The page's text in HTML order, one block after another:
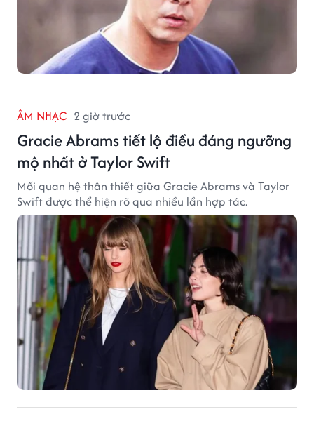
ÂM NHẠC 2 giờ trước
Gracie Abrams tiết lộ điều đáng ngưỡng
mộ nhất ở Taylor Swift
Mối quan hệ thân thiết giữa Gracie Abrams và Taylor
Swift được thể hiện rõ qua nhiều lần hợp tác.